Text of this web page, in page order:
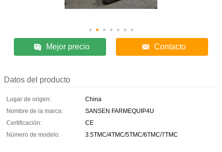
Mejor precio Contacto
Datos del producto
Lugar de origen:
China
Nombre de la marca:
SANSEN FARMEQUIP4U
Certificación:
CE
Número de modelo:
3.5TMC/4TMC/5TMC/6TMC/7TMC